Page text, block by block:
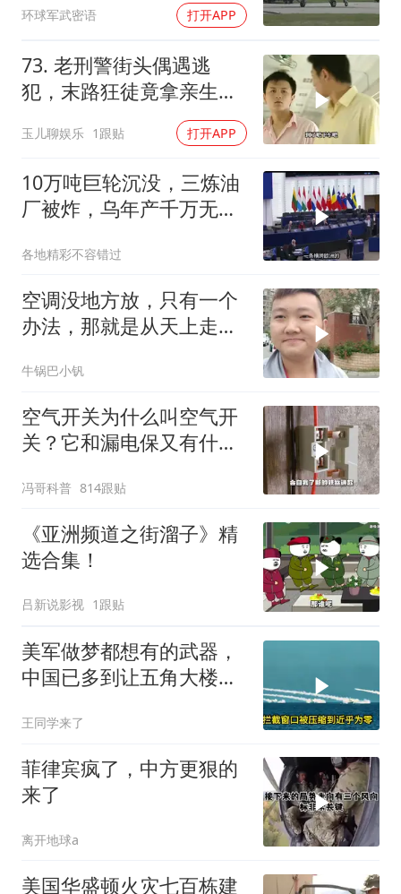
环球军武密语 打开APP
73. 老刑警街头偶遇逃
犯，末路狂徒竟拿亲生儿
玉儿聊娱乐 1跟贴 打开APP
10万吨巨轮沉没，三炼油
厂被炸，乌年产千万无人
各地精彩不容错过
空调没地方放，只有一个
办法，那就是从天上走，
牛锅巴小钒
空气开关为什么叫空气开
关？它和漏电保又有什么
冯哥科普 814跟贴
《亚洲频道之街溜子》精
选合集！
吕新说影视 1跟贴
美军做梦都想有的武器，
中国已多到让五角大楼头
王同学来了
菲律宾疯了，中方更狠的
来了
离开地球a
美国华盛顿火灾七百栋建